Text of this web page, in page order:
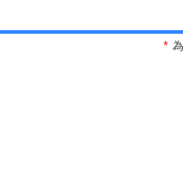
*